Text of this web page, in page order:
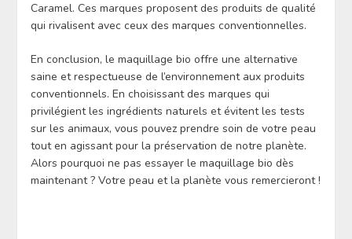
Caramel. Ces marques proposent des produits de qualité
qui rivalisent avec ceux des marques conventionnelles.
En conclusion, le maquillage bio offre une alternative
saine et respectueuse de l’environnement aux produits
conventionnels. En choisissant des marques qui
privilégient les ingrédients naturels et évitent les tests
sur les animaux, vous pouvez prendre soin de votre peau
tout en agissant pour la préservation de notre planète.
Alors pourquoi ne pas essayer le maquillage bio dès
maintenant ? Votre peau et la planète vous remercieront !